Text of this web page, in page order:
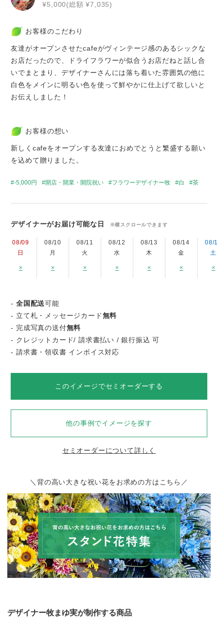
¥5,000(総額 ¥7,035)
お客様のこだわり
友達がオープンさせたcafeがヴィンテージ感のあるシックな
お店だったので、ドライフラワーが似合うお店だねと話し合
いでまとまり、デザイナーさんには落ち着いた雰囲気の他に
白色をメインに明るい色を使って鮮やかに仕上げて欲しいと
お伝えしました！
お客様の想い
新しくcafeをオープンする友達におめでとうと繁盛する願い
を込めて贈りました。
-5,000円 開店・開業・開院祝い フラワーデザイナー牧 白 茶
デザイナーがお届け可能な日 ※横スクロールできます
08/09
日
×
08/10
月
×
08/11
火
×
08/12
水
×
08/13
木
×
08/14
金
×
08/
土
×
-全国配送可能
- 立て札・メッセージカード無料
- 完成写真の送付無料
- クレジットカード/ 請求書払い / 銀行振込 可
- 請求書・領収書 インボイス対応
このイメージでセミオーダーする
他の事例でイメージを探す
セミオーダーについて詳しく
＼背の高い大きな祝い花をお求めの方はこちら／
デザイナー牧まゆ実が制作する商品